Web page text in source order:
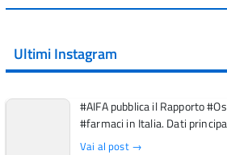
Ultimi Instagram
#AIFA pubblica il Rapporto
#farmaci in Italia. Dati
Vai al post →